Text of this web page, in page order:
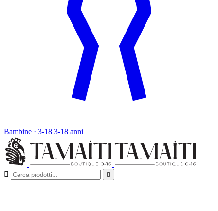
Bambine · 3-18 3-18 anni
 